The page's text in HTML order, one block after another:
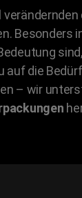
Besonders
auf die
– wir